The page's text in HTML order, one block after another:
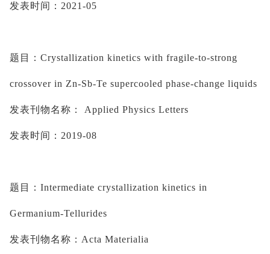
发表时间： 2021-05
题目： Crystallization kinetics with fragile-to-strong
crossover in Zn-Sb-Te supercooled phase-change liquids
发表刊物名称： Applied Physics Letters
发表时间： 2019-08
题目： Intermediate crystallization kinetics in
Germanium-Tellurides
发表刊物名称： Acta Materialia